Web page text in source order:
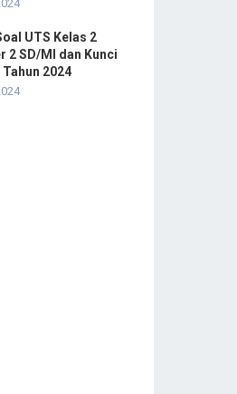
UTS Kelas 2
2 SD/MI dan Kunci
2024